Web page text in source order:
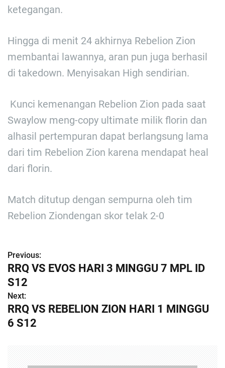
ketegangan.
Hingga di menit 24 akhirnya Rebelion Zion
membantai lawannya, aran pun juga berhasil
di takedown. Menyisakan High sendirian.
Kunci kemenangan Rebelion Zion pada saat
Swaylow meng-copy ultimate milik florin dan
alhasil pertempuran dapat berlangsung lama
dari tim Rebelion Zion karena mendapat heal
dari florin.
Match ditutup dengan sempurna oleh tim
Rebelion Ziondengan skor telak 2-0
P
o
s
t
Previous:
RRQ VS EVOS HARI 3 MINGGU 7 MPL ID
S12
Next:
RRQ VS REBELION ZION HARI 1 MINGGU
6 S12